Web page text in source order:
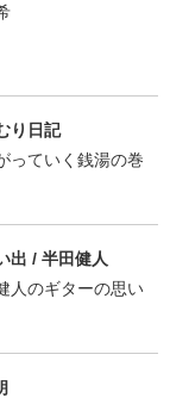
り日記
ていく銭湯の巻
出 / 半田健人
人のギターの思い